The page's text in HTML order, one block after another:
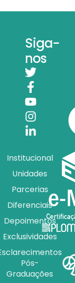
Siga-
nos
Institucional
Unidades
Parcerias
Diferenciais
Depoimentos
Exclusividades
Pós-
Graduações